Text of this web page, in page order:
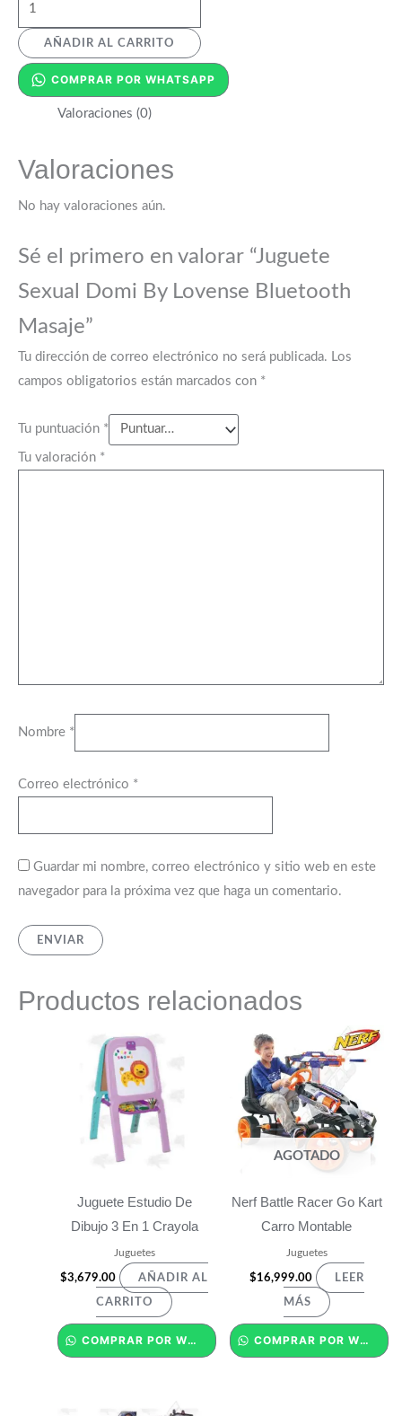
AÑADIR AL CARRITO
COMPRAR POR WHATSAPP
Valoraciones (0)
Valoraciones
No hay valoraciones aún.
Sé el primero en valorar “Juguete
Sexual Domi By Lovense Bluetooth
Masaje”
Tu dirección de correo electrónico no será publicada. Los
campos obligatorios están marcados con *
Tu puntuación *
Tu valoración *
Nombre *
Correo electrónico *
Guardar mi nombre, correo electrónico y sitio web en este
navegador para la próxima vez que haga un comentario.
Productos relacionados
Juguete Estudio De
Dibujo 3 En 1 Crayola
Juguetes
$3,679.00 AÑADIR AL
CARRITO
COMPRAR POR WHATSAPP
AGOTADO
Nerf Battle Racer Go Kart
Carro Montable
Juguetes
$16,999.00 LEER
MÁS
COMPRAR POR WHATSAPP